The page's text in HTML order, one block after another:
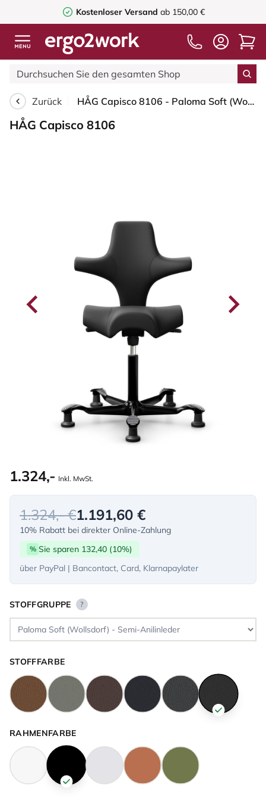
Kostenloser Versand ab 150,00 €
Zurück HÅG Capisco 8106 - Paloma Soft (Wollsdorf) - Semi-Anilinleder - PL56100 Black - Schwarz - 265 mm (Sitzhöhe 53-79cm) - Bodengleiter
HÅG Capisco 8106
1.324,- Inkl. MwSt.
1.324,- €1.191,60 €
10% Rabatt bei direkter Online-Zahlung
% Sie sparen 132,40 (10%)
über PayPal | Bancontact, Card, Klarnapaylater
STOFFGRUPPE ?
STOFFFARBE
RAHMENFARBE